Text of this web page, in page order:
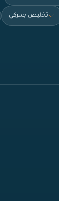
تخليص جمركي